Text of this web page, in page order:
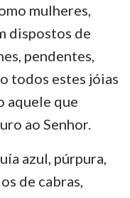
mulheres,
dispostos de
pendentes,
todos estes jóias
aquele que
ao Senhor.
azul, púrpura,
de cabras,